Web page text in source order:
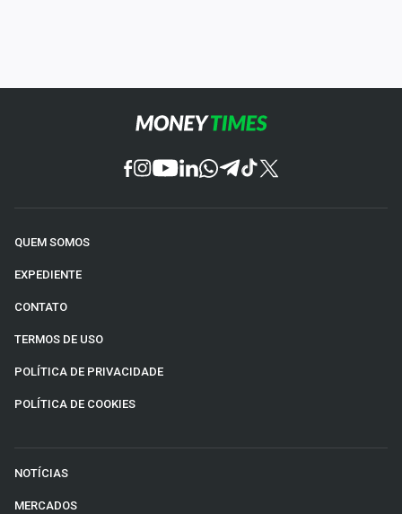
QUEM SOMOS
EXPEDIENTE
CONTATO
TERMOS DE USO
POLÍTICA DE PRIVACIDADE
POLÍTICA DE COOKIES
NOTÍCIAS
MERCADOS